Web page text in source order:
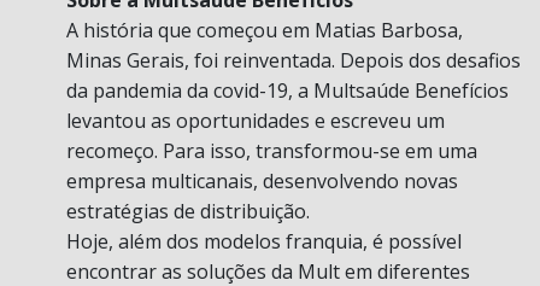
A história que começou em Matias Barbosa,
Minas Gerais, foi reinventada. Depois dos desafios
da pandemia da covid-19, a Multsaúde Benefícios
levantou as oportunidades e escreveu um
recomeço. Para isso, transformou-se em uma
empresa multicanais, desenvolvendo novas
estratégias de distribuição.
Hoje, além dos modelos franquia, é possível
encontrar as soluções da Mult em diferentes